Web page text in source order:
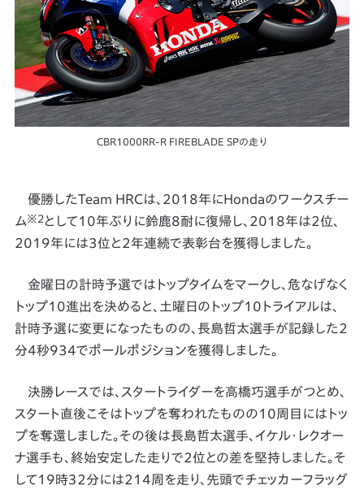
CBR1000RR-R FIREBLADE SPの走り
優勝したTeam HRCは、2018年にHondaのワークスチー
ム※2として10年ぶりに鈴鹿8耐に復帰し、2018年は2位、
2019年には3位と2年連続で表彰台を獲得しました。
金曜日の計時予選ではトップタイムをマークし、危なげなく
トップ10進出を決めると、土曜日のトップ10トライアルは、
計時予選に変更になったものの、長島哲太選手が記録した2
分4秒934でポールポジションを獲得しました。
決勝レースでは、スタートライダーを高橋巧選手がつとめ、
スタート直後こそはトップを奪われたものの10周目にはトッ
プを奪還しました。その後は長島哲太選手、イケル・レクオー
ナ選手も、終始安定した走りで2位との差を堅持しました。そ
して19時３2分には214周を走り、先頭でチェッカーフラッグ